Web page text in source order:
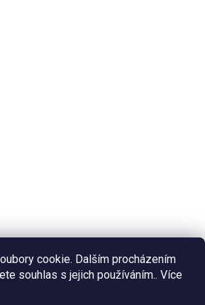
cookie. Dalším procházením
souhlas s jejich používáním.. Více